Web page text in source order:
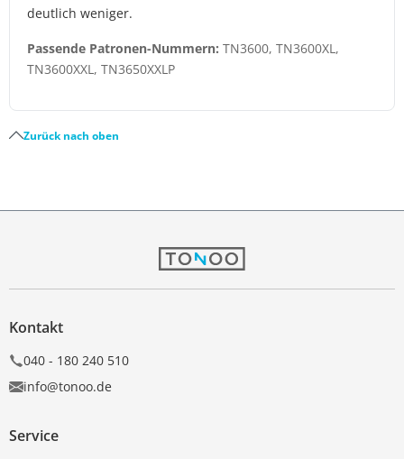
deutlich weniger.
Passende Patronen-Nummern: TN3600, TN3600XL,
TN3600XXL, TN3650XXLP
Zurück nach oben
Kontakt
040 - 180 240 510
info@tonoo.de
Service